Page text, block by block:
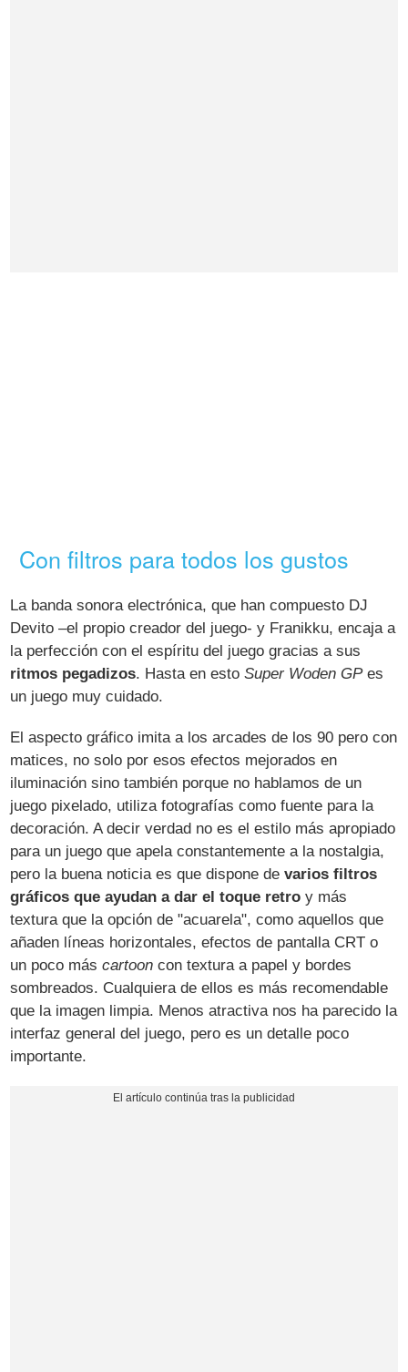
Con filtros para todos los gustos
La banda sonora electrónica, que han compuesto DJ
Devito –el propio creador del juego- y Franikku, encaja a
la perfección con el espíritu del juego gracias a sus
ritmos pegadizos. Hasta en estoSuper Woden GPes
un juego muy cuidado.
El aspecto gráfico imita a los arcades de los 90 pero con
matices, no solo por esos efectos mejorados en
iluminación sino también porque no hablamos de un
juego pixelado, utiliza fotografías como fuente para la
decoración. A decir verdad no es el estilo más apropiado
para un juego que apela constantemente a la nostalgia,
pero la buena noticia es que dispone devarios filtros
gráficos que ayudan a dar el toque retro y más
textura que la opción de "acuarela", como aquellos que
añaden líneas horizontales, efectos de pantalla CRT o
un poco máscartoon con textura a papel y bordes
sombreados. Cualquiera de ellos es más recomendable
que la imagen limpia. Menos atractiva nos ha parecido la
interfaz general del juego, pero es un detalle poco
importante.